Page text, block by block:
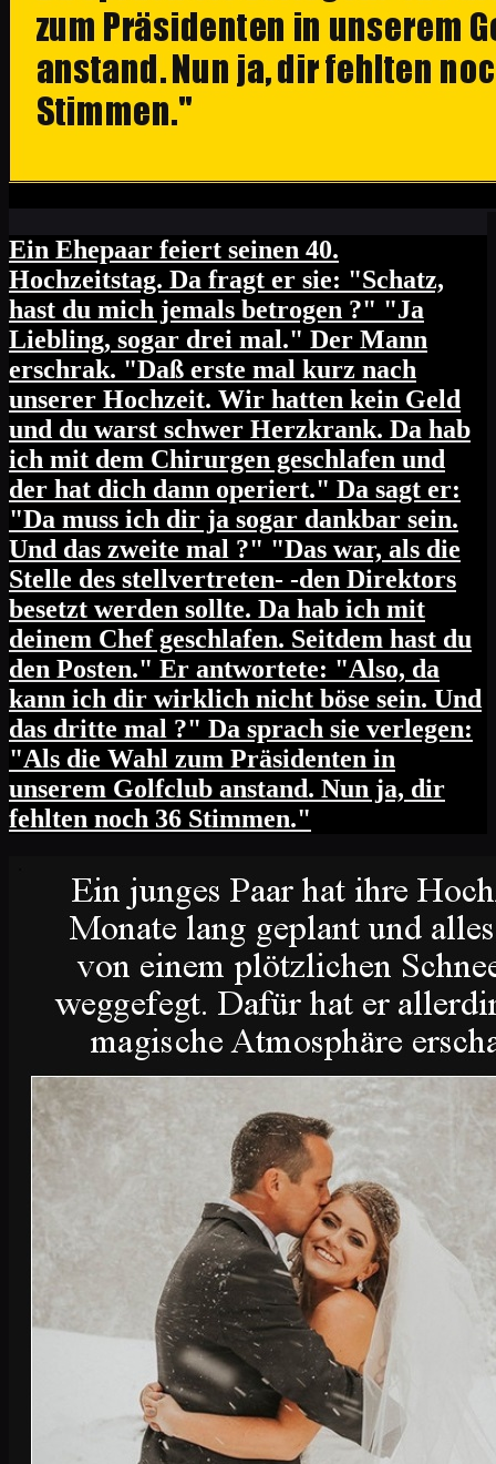
Ein Ehepaar feiert seinen 40.
Hochzeitstag. Da fragt er sie: "Schatz,
hast du mich jemals betrogen ?" "Ja
Liebling, sogar drei mal." Der Mann
erschrak. "Daß erste mal kurz nach
unserer Hochzeit. Wir hatten kein Geld
und du warst schwer Herzkrank. Da hab
ich mit dem Chirurgen geschlafen und
der hat dich dann operiert." Da sagt er:
"Da muss ich dir ja sogar dankbar sein.
Und das zweite mal ?" "Das war, als die
Stelle des stellvertreten- -den Direktors
besetzt werden sollte. Da hab ich mit
deinem Chef geschlafen. Seitdem hast du
den Posten." Er antwortete: "Also, da
kann ich dir wirklich nicht böse sein. Und
das dritte mal ?" Da sprach sie verlegen:
"Als die Wahl zum Präsidenten in
unserem Golfclub anstand. Nun ja, dir
fehlten noch 36 Stimmen."